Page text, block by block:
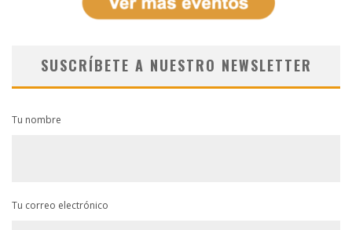
SUSCRÍBETE A NUESTRO NEWSLETTER
Tu nombre
Tu correo electrónico